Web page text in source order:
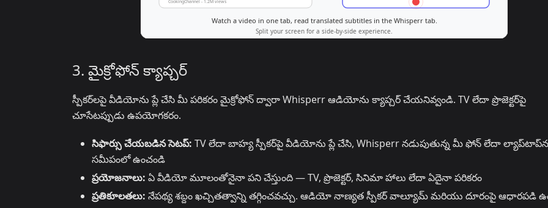
3. మైక్రోఫోన్ క్యాప్చర్
స్పీకర్‌లపై వీడియోను ప్లే చేసి మీ పరికరం మైక్రోఫోన్ ద్వారా Whisperr ఆడియోను క్యాప్చర్ చేయనివ్వండి. TV లేదా ప్రొజెక్టర్‌పై
చూసేటప్పుడు ఉపయోగకరం.
సిఫార్సు చేయబడిన సెటప్: TV లేదా బాహ్య స్పీకర్‌పై వీడియోను ప్లే చేసి, Whisperr నడుపుతున్న మీ ఫోన్ లేదా
సమీపంలో ఉంచండి
ప్రయోజనాలు: ఏ వీడియో మూలంతోనైనా పని చేస్తుంది — TV, ప్రొజెక్టర్, సినిమా హాలు లేదా ఏదైనా పరికరం
ప్రతికూలతలు: నేపథ్య శబ్దం ఖచ్చితత్వాన్ని తగ్గించవచ్చు. ఆడియో నాణ్యత స్పీకర్ వాల్యూమ్ మరియు దూరంపై ఆధారపడి